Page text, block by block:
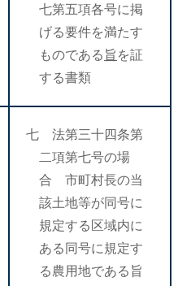
七第五項各号に掲
げる要件を満たす
ものである 旨 を証
する書類
七 法第三十四条第
二項第七号の場
合 市町村長の当
該土地等が同号に
規定する区域内に
ある同号に規定す
る農用地である旨